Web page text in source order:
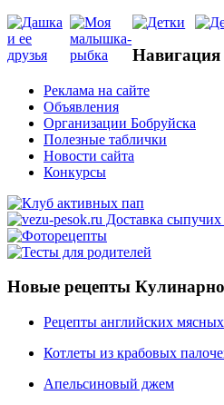
Навигация
Реклама на сайте
Объявления
Организации Бобруйска
Полезные таблички
Новости сайта
Конкурсы
Новые рецепты
Рецепты английских
Котлеты из крабовых
Апельсиновый джем